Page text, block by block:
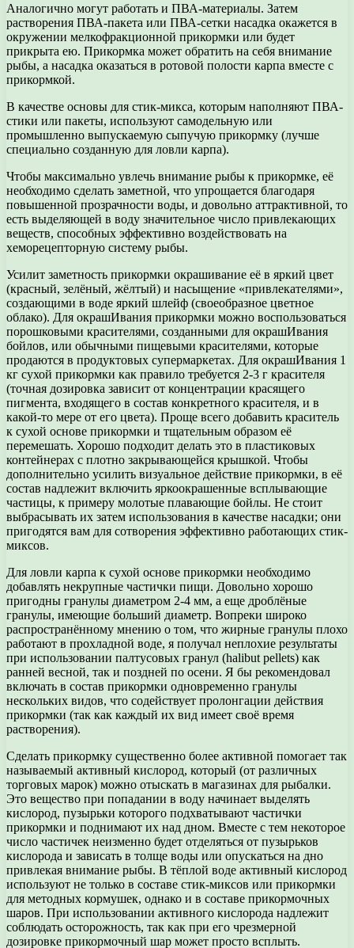
Аналогично могут работать и ПВА-материалы. Затем
растворения ПВА-пакета или ПВА-сетки насадка окажется в
окружении мелкофракционной прикормки или будет
прикрыта ею. Прикормка может обратить на себя внимание
рыбы, а насадка оказаться в ротовой полости карпа вместе с
прикормкой.
В качестве основы для стик-микса, которым наполняют ПВА-
стики или пакеты, используют самодельную или
промышленно выпускаемую сыпучую прикормку (лучше
специально созданную для ловли карпа).
Чтобы максимально увлечь внимание рыбы к прикормке, её
необходимо сделать заметной, что упрощается благодаря
повышенной прозрачности воды, и довольно аттрактивной, то
есть выделяющей в воду значительное число привлекающих
веществ, способных эффективно воздействовать на
хеморецепторную систему рыбы.
Усилит заметность прикормки окрашивание её в яркий цвет
(красный, зелёный, жёлтый) и насыщение «привлекателями»,
создающими в воде яркий шлейф (своеобразное цветное
облако). Для окрашИвания прикормки можно воспользоваться
порошковыми красителями, созданными для окрашИвания
бойлов, или обычными пищевыми красителями, которые
продаются в продуктовых супермаркетах. Для окрашИвания 1
кг сухой прикормки как правило требуется 2-3 г красителя
(точная дозировка зависит от концентрации красящего
пигмента, входящего в состав конкретного красителя, и в
какой-то мере от его цвета). Проще всего добавить краситель
к сухой основе прикормки и тщательным образом её
перемешать. Хорошо подходит делать это в пластиковых
контейнерах с плотно закрывающейся крышкой. Чтобы
дополнительно усилить визуальное действие прикормки, в её
состав надлежит включить яркоокрашенные всплывающие
частицы, к примеру молотые плавающие бойлы. Не стоит
выбрасывать их затем использования в качестве насадки; они
пригодятся вам для сотворения эффективно работающих стик-
миксов.
Для ловли карпа к сухой основе прикормки необходимо
добавлять некрупные частички пищи. Довольно хорошо
пригодны гранулы диаметром 2-4 мм, а еще дроблёные
гранулы, имеющие больший диаметр. Вопреки широко
распространённому мнению о том, что жирные гранулы плохо
работают в прохладной воде, я получал неплохие результаты
при использовании палтусовых гранул (halibut pellets) как
ранней весной, так и поздней по осени. Я бы рекомендовал
включать в состав прикормки одновременно гранулы
нескольких видов, что содействует пролонгации действия
прикормки (так как каждый их вид имеет своё время
растворения).
Сделать прикормку существенно более активной помогает так
называемый активный кислород, который (от различных
торговых марок) можно отыскать в магазинах для рыбалки.
Это вещество при попадании в воду начинает выделять
кислород, пузырьки которого подхватывают частички
прикормки и поднимают их над дном. Вместе с тем некоторое
число частичек неизменно будет отделяться от пузырьков
кислорода и зависать в толще воды или опускаться на дно
привлекая внимание рыбы. В тёплой воде активный кислород
используют не только в составе стик-миксов или прикормки
для методных кормушек, однако и в составе прикормочных
шаров. При использовании активного кислорода надлежит
соблюдать осторожность, так как при его чрезмерной
дозировке прикормочный шар может просто всплыть.